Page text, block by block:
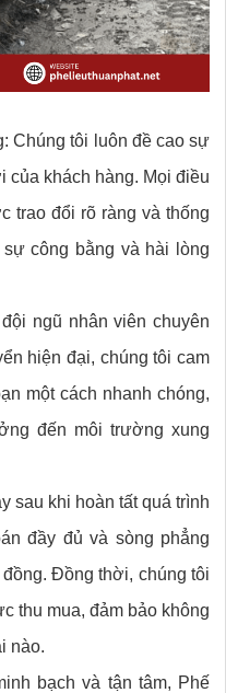
Chúng tôi luôn đề cao sự
của khách hàng. Mọi điều
trao đổi rõ ràng và thống
công bằng và hài lòng
ngũ nhân viên chuyên
hiện đại, chúng tôi cam
một cách nhanh chóng,
đến môi trường xung
sau khi hoàn tất quá trình
đầy đủ và sòng phẳng
Đồng thời, chúng tôi
thu mua, đảm bảo không
nào.
bạch và tận tâm, Phế